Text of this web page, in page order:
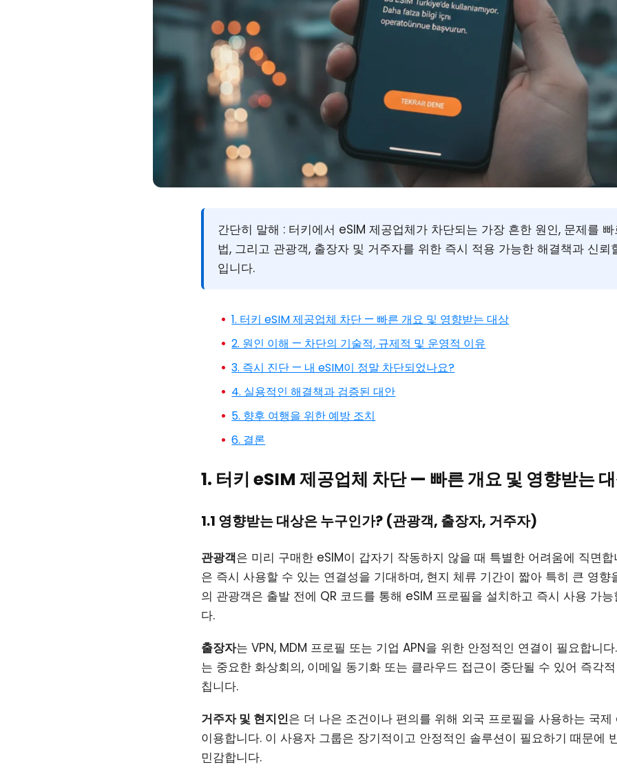
간단히 말해 : 터키에서 eSIM 제공업체가 차단되는 가장 흔한 원인, 문제를
법, 그리고 관광객, 출장자 및 거주자를 위한 즉시 적용 가능한 해결책과 신뢰
입니다.
1. 터키 eSIM 제공업체 차단 — 빠른 개요 및 영향받는 대상
2. 원인 이해 — 차단의 기술적, 규제적 및 운영적 이유
3. 즉시 진단 — 내 eSIM이 정말 차단되었나요?
4. 실용적인 해결책과 검증된 대안
5. 향후 여행을 위한 예방 조치
6. 결론
1. 터키 eSIM 제공업체 차단 — 빠른 개요 및 영향받는
1.1 영향받는 대상은 누구인가? (관광객, 출장자, 거주자)
관광객은 미리 구매한 eSIM이 갑자기 작동하지 않을 때 특별한 어려움에 직면
은 즉시 사용할 수 있는 연결성을 기대하며, 현지 체류 기간이 짧아 특히 큰 영향
의 관광객은 출발 전에 QR 코드를 통해 eSIM 프로필을 설치하고 즉시 사용 가
다.
출장자는 VPN, MDM 프로필 또는 기업 APN을 위한 안정적인 연결이 필요합니
는 중요한 화상회의, 이메일 동기화 또는 클라우드 접근이 중단될 수 있어 즉각
칩니다.
거주자 및 현지인은 더 나은 조건이나 편의를 위해 외국 프로필을 사용하는 국제
이용합니다. 이 사용자 그룹은 장기적이고 안정적인 솔루션이 필요하기 때문에
민감합니다.